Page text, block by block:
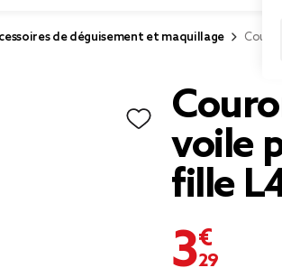
de déguisement et maquillage
voile
fille
3,29 €